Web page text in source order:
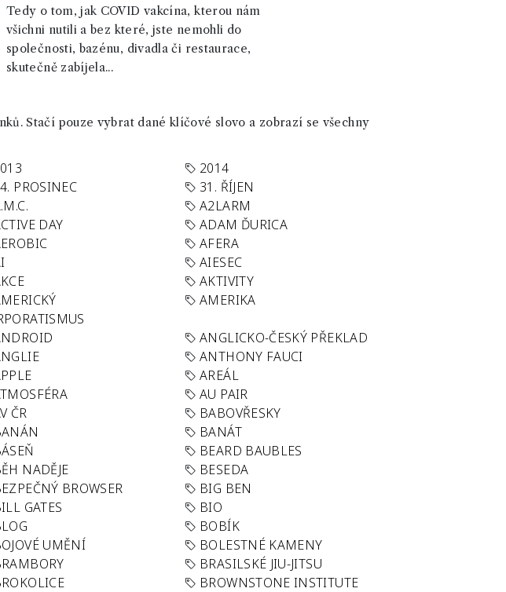
Tedy o tom, jak COVID vakcína, kterou nám
všichni nutili a bez které, jste nemohli do
společnosti, bazénu, divadla či restaurace,
skutečně zabíjela...
Stačí pouze vybrat dané klíčové slovo a zobrazí se všechny
2014
PROSINEC
31. ŘÍJEN
A2LARM
DAY
ADAM ĎURICA
AFERA
AIESEC
AKTIVITY
AMERIKA
ANGLICKO-ČESKÝ PŘEKLAD
ANTHONY FAUCI
AREÁL
AU PAIR
ČR
BABOVŘESKY
BANÁT
BEARD BAUBLES
NADĚJE
BESEDA
BROWSER
BIG BEN
GATES
BIO
BOBÍK
UMĚNÍ
BOLESTNÉ KAMENY
BRASILSKÉ JIU-JITSU
BROWNSTONE INSTITUTE